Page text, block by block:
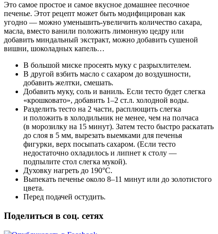
Это самое простое и самое вкусное домашнее песочное
печенье. Этот рецепт может быть модифицирован как
угодно — можно уменьшить-увеличить количество сахара,
масла, вместо ванили положить лимонную цедру или
добавить миндальный экстракт, можно добавить сушеной
вишни, шоколадных капель…
В большой миске просеять муку с разрыхлителем.
В другой взбить масло с сахаром до воздушности,
добавить желтки, смешать.
Добавить муку, соль и ваниль. Если тесто будет слегка
«крошковато», добавить 1–2 ст.л. холодной воды.
Разделить тесто на 2 части, расплющить слегка
и положить в холодильник не менее, чем на полчаса
(в морозилку на 15 минут). Затем тесто быстро раскатать
до слоя в 5 мм, вырезать выемками для печенья
фигурки, верх посыпать сахаром. (Если тесто
недостаточно охладилось и липнет к столу —
подпылите стол слегка мукой).
Духовку нагреть до 190°С.
Выпекать печенье около 8–11 минут или до золотистого
цвета.
Перед подачей остудить.
Поделиться в соц. сетях